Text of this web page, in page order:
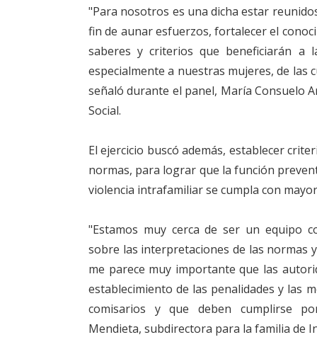
"Para nosotros es una dicha estar
fin de aunar esfuerzos, fortalecer el
saberes y criterios que beneficiarán a
especialmente a nuestras mujeres, de las
señaló durante el panel, María Consuelo
Social.
El ejercicio buscó además, establecer
normas, para lograr que la función
violencia intrafamiliar se cumpla con
"Estamos muy cerca de ser un equipo
sobre las interpretaciones de las normas
me parece muy importante que las
establecimiento de las penalidades y las
comisarios y que deben cumplirse
Mendieta, subdirectora para la familia de